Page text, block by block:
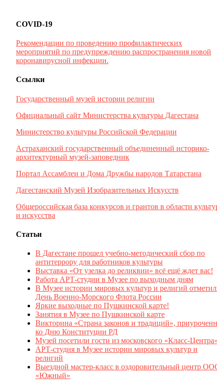
COVID-19
Рекомендации по проведению профилактических
мероприятий по предупреждению распространения новой
коронавирусной инфекции.
Ссылки
Государственный музей истории религии
Официальный сайт Министерства культуры Дагестана
Министерство культуры Российской Федерации
Астраханский государственный объединенный историко-
архитектурный музей-заповедник
Портал Ассамблеи и Дома Дружбы народов Татарстана
Дагестанский Музей Изобразительных Искусств
Общероссийская база конкурсов и грантов в области
и искусства
Статьи
В Дагестане прошел учебно-методический сбор по
антитеррору для работников культуры
Выставка «От узелка до реликвии» всё ещё ждет вас!
Работа АРТ-студии в Музее по выходным дням
В Музее истории мировых культур и религий
День Военно-Морского Флота России
Яркие выходные по Пушкинской карте!
Занятия в Музее по Пушкинской карте
Викторина «Страна законов и традиций»,
ко Дню Конституции РД
Музей посетили гости из московского «Класс-
АРТ-студия в Музее истории мировых культур и
религий
Выездной мастер-класс в оздоровительный центр
«Южный»